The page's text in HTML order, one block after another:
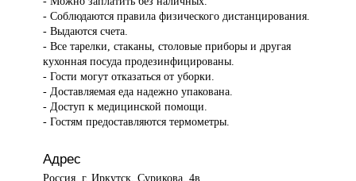
- Соблюдаются правила физического дистанцирования.
- Выдаются счета.
- Все тарелки, стаканы, столовые приборы и другая
кухонная посуда продезинфицированы.
- Гости могут отказаться от уборки.
- Доставляемая еда надежно упакована.
- Доступ к медицинской помощи.
- Гостям предоставляются термометры.
Адрес
Россия, г. Иркутск, Сурикова, 4в